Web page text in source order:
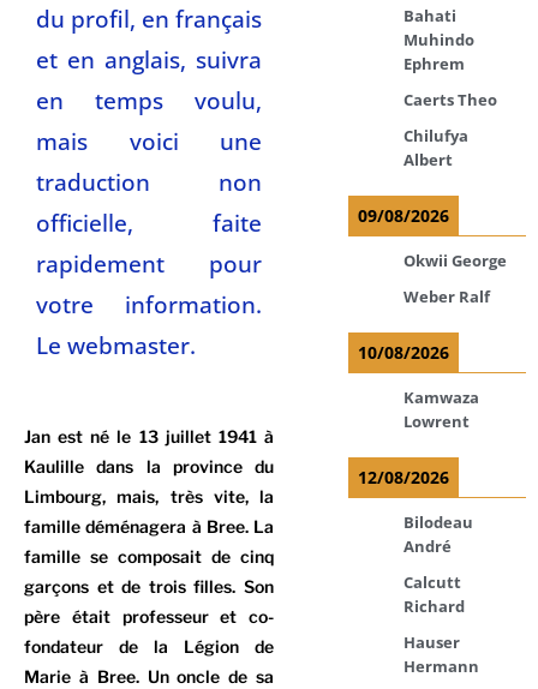
du profil, en français
et en anglais, suivra
en temps voulu,
mais voici une
traduction non
officielle, faite
rapidement pour
votre information.
Le webmaster.
Jan est né le 13 juillet 1941 à
Kaulille dans la province du
Limbourg, mais, très vite, la
famille déménagera à Bree. La
famille se composait de cinq
garçons et de trois filles. Son
père était professeur et co-
fondateur de la Légion de
Marie à Bree. Un oncle de sa
Bahati
Muhindo
Ephrem
Caerts Theo
Chilufya
Albert
09/08/2026
Okwii George
Weber Ralf
10/08/2026
Kamwaza
Lowrent
12/08/2026
Bilodeau
André
Calcutt
Richard
Hauser
Hermann